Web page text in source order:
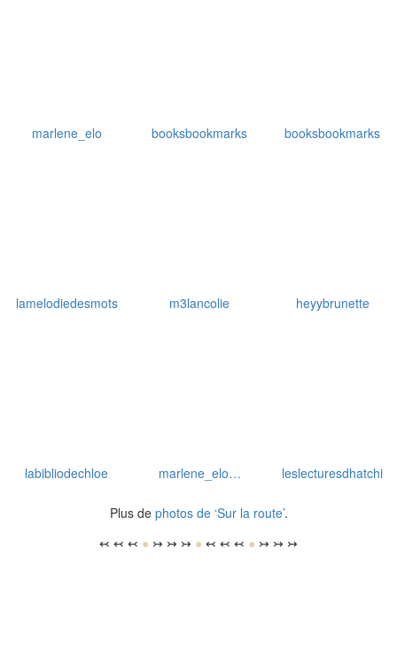
marlene_elo booksbookmarks booksbookmarks
lamelodiedesmots m3lancolie heyybrunette
labibliodechloe marlene_elo… leslecturesdhatchi
Plus de photos de ‘Sur la route’.
↢ ↢ ↢ ● ↣ ↣ ↣ ● ↢ ↢ ↢ ● ↣ ↣ ↣